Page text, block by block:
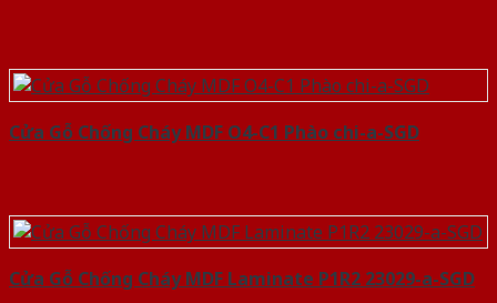
Cửa Gỗ Chống Cháy MDF O4-C1 Phào chi-a-SGD
Cửa Gỗ Chống Cháy MDF Laminate P1R2 23029-a-SGD